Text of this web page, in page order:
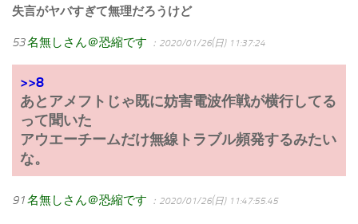
失言がヤバすぎて無理だろうけど
53名無しさん＠恐縮です ：2020/01/26(日) 11:37:24
>>8
あとアメフトじゃ既に妨害電波作戦が横行してる
って聞いた
アウエーチームだけ無線トラブル頻発するみたい
な。
91名無しさん＠恐縮です ：2020/01/26(日) 11:47:55.45